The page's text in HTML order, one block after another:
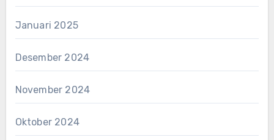
Januari 2025
Desember 2024
November 2024
Oktober 2024